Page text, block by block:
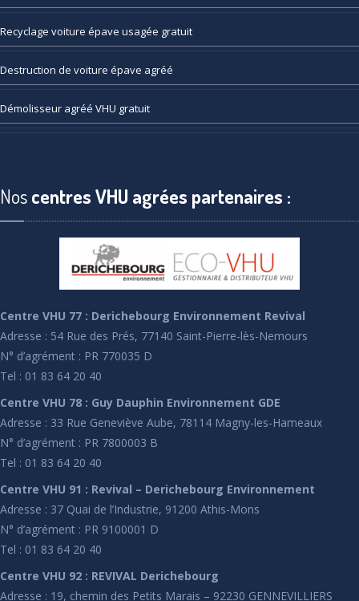
Recyclage voiture épave usagée gratuit
Destruction de voiture épave agréé
Démolisseur agréé VHU gratuit
Noscentres VHU agrées partenaires :
Centre VHU 77 : Derichebourg Environnement Revival
Adresse : 54 Rue des Prés, 77140 Saint-Pierre-lès-Nemours
N° d’agrément : PR 770035 D
Tel : 01 83 64 20 40
Centre VHU 78 : Guy Dauphin Environnement GDE
Adresse : 33 Rue Geneviève Aube, 78114 Magny-les-Hameaux
N° d’agrément : PR 7800003 B
Tel : 01 83 64 20 40
Centre VHU 91 : Revival – Derichebourg Environnement
Adresse : 37 Quai de l’Industrie, 91200 Athis-Mons
N° d’agrément : PR 9100001 D
Tel : 01 83 64 20 40
Centre VHU 92 : REVIVAL Derichebourg
Adresse : 19, chemin des Petits Marais – 92230 GENNEVILLIERS